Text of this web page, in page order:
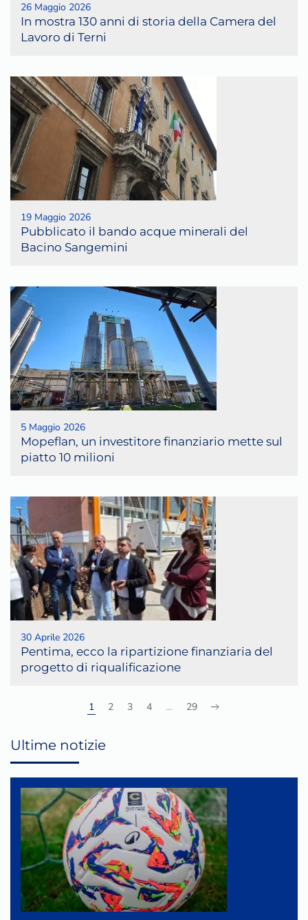
26 Maggio 2026
In mostra 130 anni di storia della Camera del
Lavoro di Terni
19 Maggio 2026
Pubblicato il bando acque minerali del
Bacino Sangemini
5 Maggio 2026
Mopeflan, un investitore finanziario mette sul
piatto 10 milioni
30 Aprile 2026
Pentima, ecco la ripartizione finanziaria del
progetto di riqualificazione
1 2 3 4 … 29
Ultime notizie